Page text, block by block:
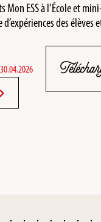
ESS à l’École et
des